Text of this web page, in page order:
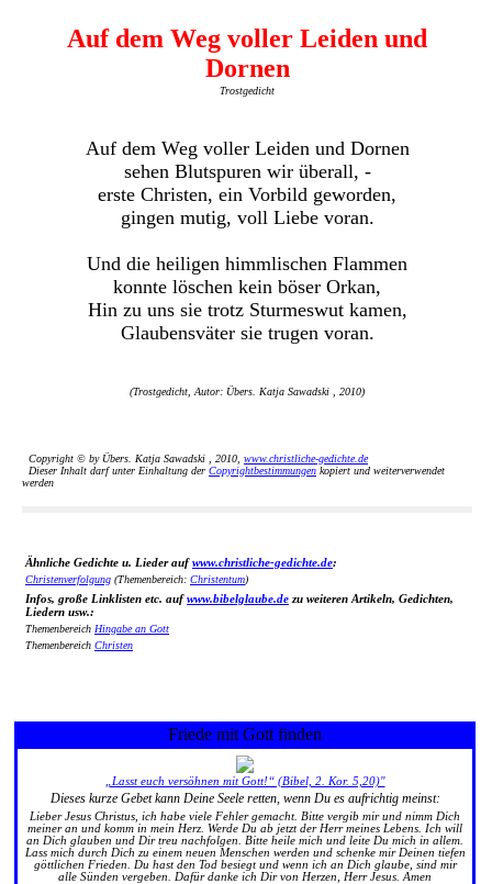
Auf dem Weg voller Leiden und
Dornen
Trostgedicht
Auf dem Weg voller Leiden und Dornen
sehen Blutspuren wir überall, -
erste Christen, ein Vorbild geworden,
gingen mutig, voll Liebe voran.
Und die heiligen himmlischen Flammen
konnte löschen kein böser Orkan,
Hin zu uns sie trotz Sturmeswut kamen,
Glaubensväter sie trugen voran.
(Trostgedicht, Autor: Übers. Katja Sawadski , 2010)
Copyright © by Übers. Katja Sawadski , 2010, www.christliche-gedichte.de
Dieser Inhalt darf unter Einhaltung der Copyrightbestimmungen kopiert und weiterverwendet
werden
Ähnliche Gedichte u. Lieder aufwww.christliche-gedichte.de:
Christenverfolgung (Themenbereich: Christentum)
Infos, große Linklisten etc. aufwww.bibelglaube.de zu weiteren Artikeln, Gedichten,
Liedern usw.:
Themenbereich Hingabe an Gott
Themenbereich Christen
Friede mit Gott finden
„Lasst euch versöhnen mit Gott!“ (Bibel, 2. Kor. 5,20)"
Dieses kurze Gebet kann Deine Seele retten, wenn Du es aufrichtig meinst:
Lieber Jesus Christus, ich habe viele Fehler gemacht. Bitte vergib mir und nimm Dich
meiner an und komm in mein Herz. Werde Du ab jetzt der Herr meines Lebens. Ich will
an Dich glauben und Dir treu nachfolgen. Bitte heile mich und leite Du mich in allem.
Lass mich durch Dich zu einem neuen Menschen werden und schenke mir Deinen tiefen
göttlichen Frieden. Du hast den Tod besiegt und wenn ich an Dich glaube, sind mir
alle Sünden vergeben. Dafür danke ich Dir von Herzen, Herr Jesus. Amen